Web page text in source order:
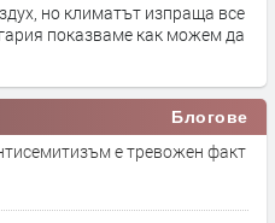
но климатът изпраща все
показваме как можем да
Блогове
е тревожен факт